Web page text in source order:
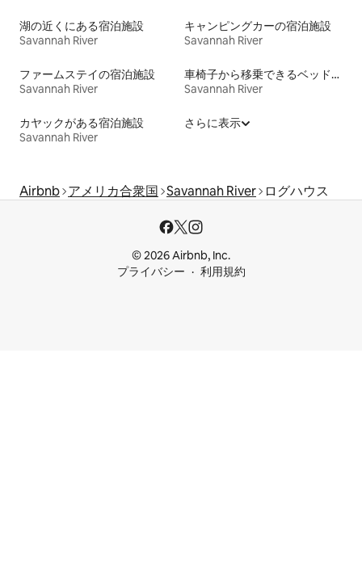
湖の近くにある宿泊施設
Savannah River
キャンピングカーの宿泊施設
Savannah River
ファームステイの宿泊施設
Savannah River
車椅子から移乗できるベッドがある宿泊施設
Savannah River
カヤックがある宿泊施設
Savannah River
さらに表示
Airbnb アメリカ合衆国 Savannah River ログハウス
© 2026 Airbnb, Inc.
プライバシー
利用規約